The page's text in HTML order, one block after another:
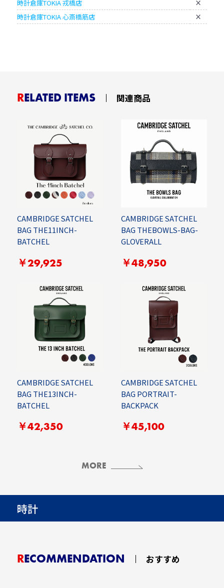
時計倉庫TOKIA 戎橋店
×
時計倉庫TOKIA 心斎橋筋店
×
RELATED ITEMS 関連商品
CAMBRIDGE SATCHEL
BAG THE11INCH-
BATCHEL
￥29,925
CAMBRIDGE SATCHEL
BAG THEBOWLS-BAG-
GLOVERALL
￥48,950
CAMBRIDGE SATCHEL
BAG THE13INCH-
BATCHEL
￥42,350
CAMBRIDGE SATCHEL
BAG PORTRAIT-
BACKPACK
￥45,100
MORE
時計
RECOMMENDATION おすすめ